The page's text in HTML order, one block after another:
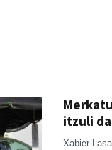
itzuli da
Xabier Lasa